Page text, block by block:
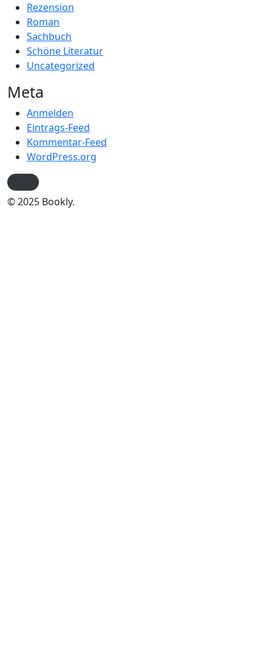
Rezension
Roman
Sachbuch
Schöne Literatur
Uncategorized
Meta
Anmelden
Eintrags-Feed
Kommentar-Feed
WordPress.org
© 2025 Bookly.